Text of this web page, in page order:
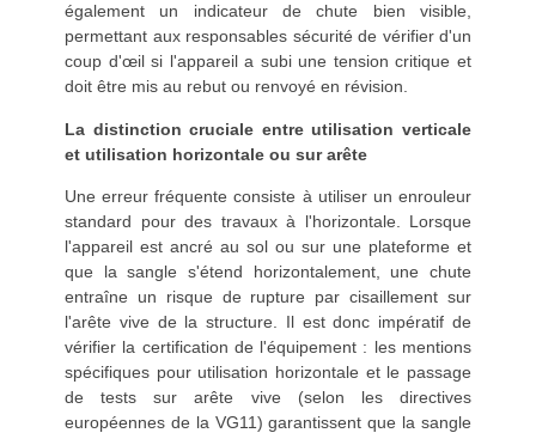
également un indicateur de chute bien visible,
permettant aux responsables sécurité de vérifier d'un
coup d'œil si l'appareil a subi une tension critique et
doit être mis au rebut ou renvoyé en révision.
La distinction cruciale entre utilisation verticale
et utilisation horizontale ou sur arête
Une erreur fréquente consiste à utiliser un enrouleur
standard pour des travaux à l'horizontale. Lorsque
l'appareil est ancré au sol ou sur une plateforme et
que la sangle s'étend horizontalement, une chute
entraîne un risque de rupture par cisaillement sur
l'arête vive de la structure. Il est donc impératif de
vérifier la certification de l'équipement : les mentions
spécifiques pour utilisation horizontale et le passage
de tests sur arête vive (selon les directives
européennes de la VG11) garantissent que la sangle